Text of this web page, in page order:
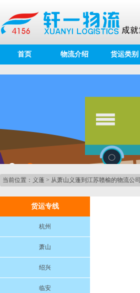
首页 物流介绍 货运类别
当前位置： 义蓬 > 从萧山义蓬到江苏赣榆的物流公司
货运专线
杭州
萧山
绍兴
临安